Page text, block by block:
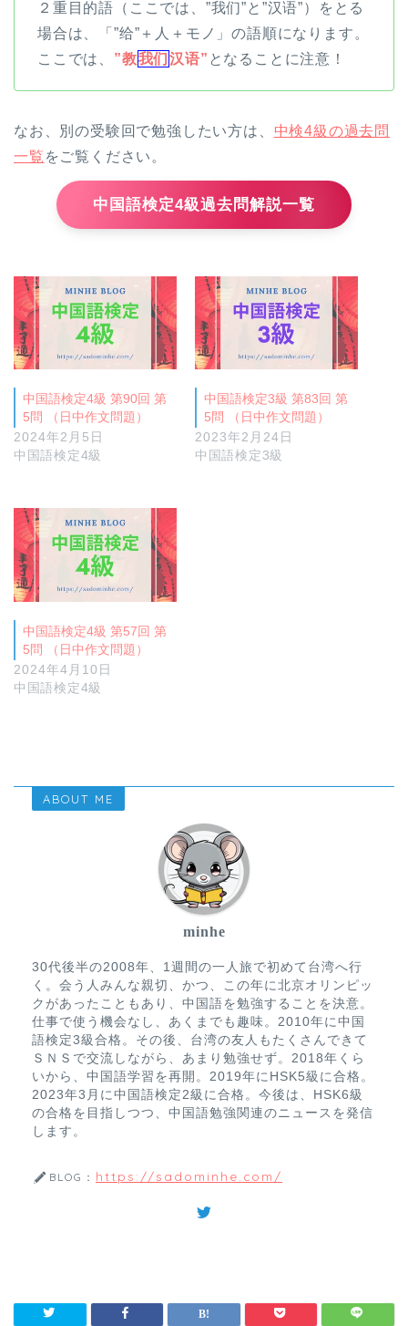
２重目的語（ここでは、”我们”と”汉语”）をとる
場合は、「”给”＋人＋モノ」の語順になります。
ここでは、 ”教我们 汉语” となることに注意！
なお、別の受験回で勉強したい方は、 中検4級の過去問
一覧 をご覧ください。
中国語検定4級過去問解説一覧
中国語検定4級 第90回 第
5問 （日中作文問題）
2024年2月5日
中国語検定4級
中国語検定3級 第83回 第
5問 （日中作文問題）
2023年2月24日
中国語検定3級
中国語検定4級 第57回 第
5問 （日中作文問題）
2024年4月10日
中国語検定4級
ABOUT ME
minhe
30代後半の2008年、1週間の一人旅で初めて台湾へ行
く。会う人みんな親切、かつ、この年に北京オリンピッ
クがあったこともあり、中国語を勉強することを決意。
仕事で使う機会なし、あくまでも趣味。2010年に中国
語検定3級合格。その後、台湾の友人もたくさんできて
ＳＮＳで交流しながら、あまり勉強せず。2018年くら
いから、中国語学習を再開。2019年にHSK5級に合格。
2023年3月に中国語検定2級に合格。今後は、HSK6級
の合格を目指しつつ、中国語勉強関連のニュースを発信
します。
BLOG： https://sadominhe.com/